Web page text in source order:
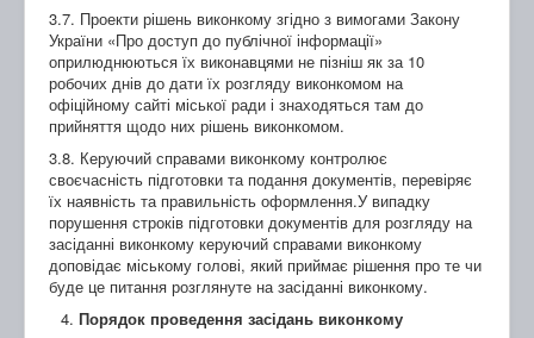
3.7. Проекти рішень виконкому згідно з вимогами Закону
України «Про доступ до публічної інформації»
оприлюднюються їх виконавцями не пізніш як за 10
робочих днів до дати їх розгляду виконкомом на
офіційному сайті міської ради і знаходяться там до
прийняття щодо них рішень виконкомом.
3.8. Керуючий справами виконкому контролює
своєчасність підготовки та подання документів, перевіряє
їх наявність та правильність оформлення.У випадку
порушення строків підготовки документів для розгляду на
засіданні виконкому керуючий справами виконкому
доповідає міському голові, який приймає рішення про те чи
буде це питання розглянуте на засіданні виконкому.
Порядок проведення засідань виконкому